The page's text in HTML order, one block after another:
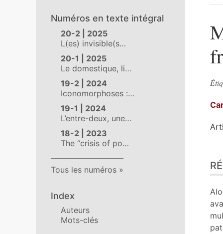
Numéros en texte intégral
20-2 | 2025
L(es) invisible(s…
20-1 | 2025
Le domestique, li…
19-2 | 2024
Iconomorphoses :…
19-1 | 2024
L’entre-deux, une…
18-2 | 2023
The “crisis of po…
Tous les numéros
Index
Auteurs
Mots-clés